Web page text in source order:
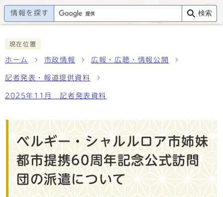
情報を探す 検索
現在位置
ホーム 市政情報 広報・広聴・情報公開
記者発表・報道提供資料
2025年11月 記者発表資料
ベルギー・シャルルロア市姉妹
都市提携60周年記念公式訪問
団の派遣について